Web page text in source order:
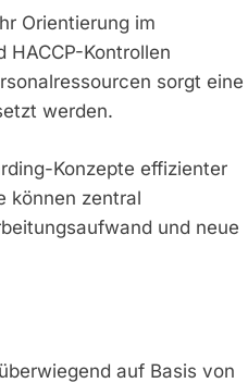
Orientierung im
Kontrollen
sorgt eine
werden.
Konzepte effizienter
können zentral
und neue
auf Basis von